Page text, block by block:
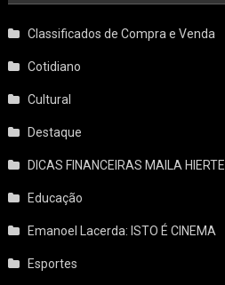
Classificados de Compra e Venda
Cotidiano
Cultural
Destaque
DICAS FINANCEIRAS MAILA HIERTE
Educação
Emanoel Lacerda: ISTO É CINEMA
Esportes